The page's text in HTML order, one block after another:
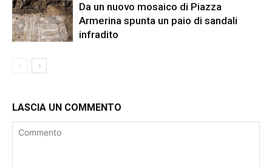
Da un nuovo mosaico di Piazza
Armerina spunta un paio di sandali
infradito
LASCIA UN COMMENTO